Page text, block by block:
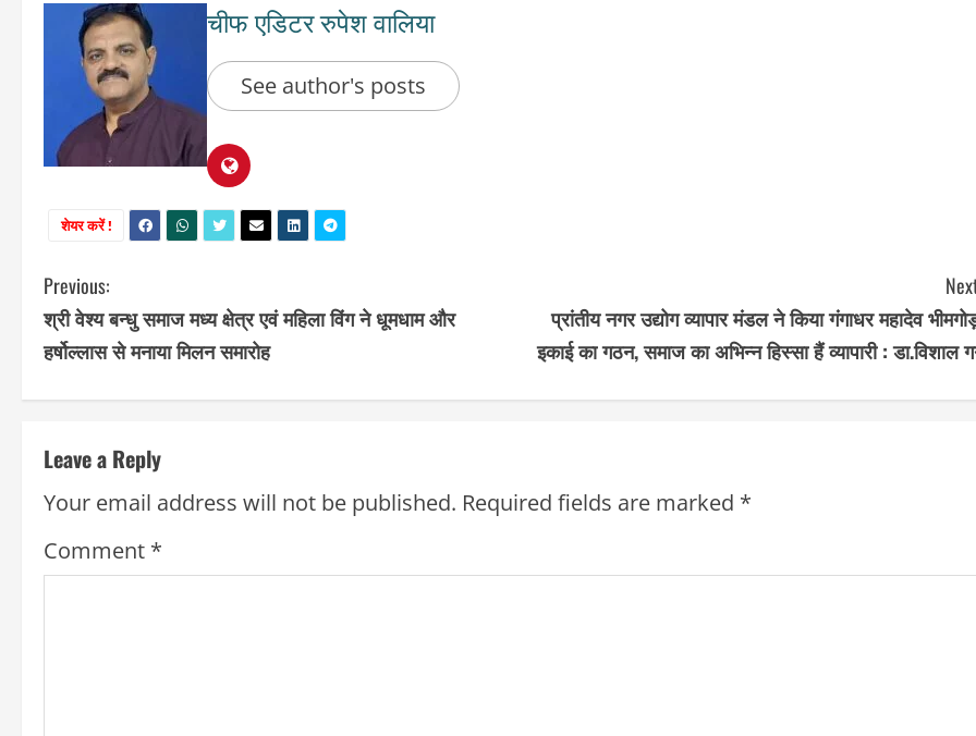
चीफ एडिटर रुपेश वालिया
See author's posts
शेयर करें !
C
o
i
n
u
Previous:
श्री वेश्य बन्धु समाज मध्य क्षेत्र एवं महिला विंग ने धूमधाम और
हर्षोल्लास से मनाया मिलन समारोह
प्रांतीय नगर उद्योग व्यापार मंडल ने किया गंगाधर महादेव
इकाई का गठन, समाज का अभिन्न हिस्सा हैं व्यापारी : डा.विशाल
Leave a Reply
Your email address will not be published. Required fields are marked *
Comment *